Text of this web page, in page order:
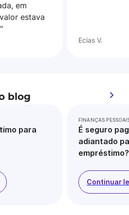
em
estava
Ecias V.
blog
para
FINANÇAS
É seguro
adiantado
empréstimo?
Continuar